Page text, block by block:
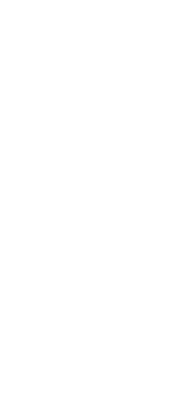
mystérieux. Il
caractère frais et
entre Skins
et le
où le
ou combiné avec